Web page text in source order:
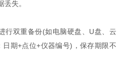
失。
双重备份(如电脑硬盘、U盘、云
期+点位+仪器编号)，保存期限不